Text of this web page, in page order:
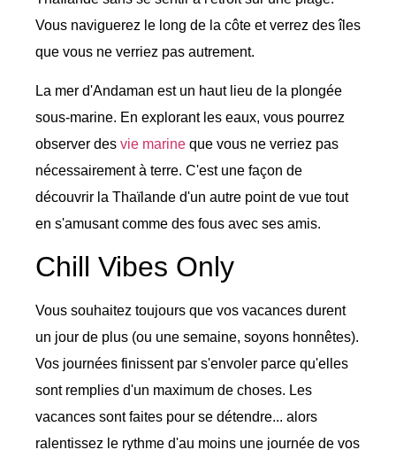
Vous naviguerez le long de la côte et verrez des îles
que vous ne verriez pas autrement.
La mer d'Andaman est un haut lieu de la plongée
sous-marine. En explorant les eaux, vous pourrez
observer des vie marine que vous ne verriez pas
nécessairement à terre. C'est une façon de
découvrir la Thaïlande d'un autre point de vue tout
en s'amusant comme des fous avec ses amis.
Chill Vibes Only
Vous souhaitez toujours que vos vacances durent
un jour de plus (ou une semaine, soyons honnêtes).
Vos journées finissent par s'envoler parce qu'elles
sont remplies d'un maximum de choses. Les
vacances sont faites pour se détendre... alors
ralentissez le rythme d'au moins une journée de vos